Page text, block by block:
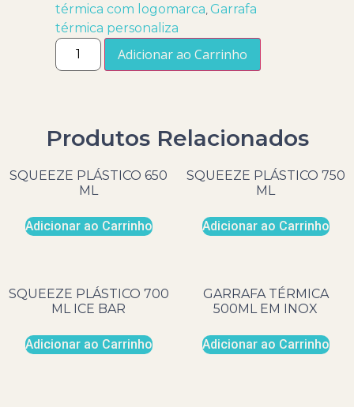
térmica com logomarca ,Garrafa
térmica personaliza
Adicionar ao Carrinho
Produtos Relacionados
SQUEEZE PLÁSTICO 650
ML
Adicionar ao Carrinho
SQUEEZE PLÁSTICO 750
ML
Adicionar ao Carrinho
SQUEEZE PLÁSTICO 700
ML ICE BAR
Adicionar ao Carrinho
GARRAFA TÉRMICA
500ML EM INOX
Adicionar ao Carrinho